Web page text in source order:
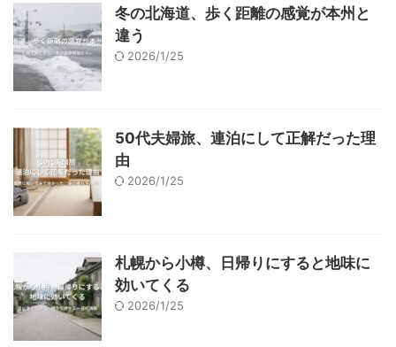
冬の北海道、歩く距離の感覚が本州と
違う
2026/1/25
50代夫婦旅、連泊にして正解だった理
由
2026/1/25
札幌から小樽、日帰りにすると地味に
効いてくる
2026/1/25